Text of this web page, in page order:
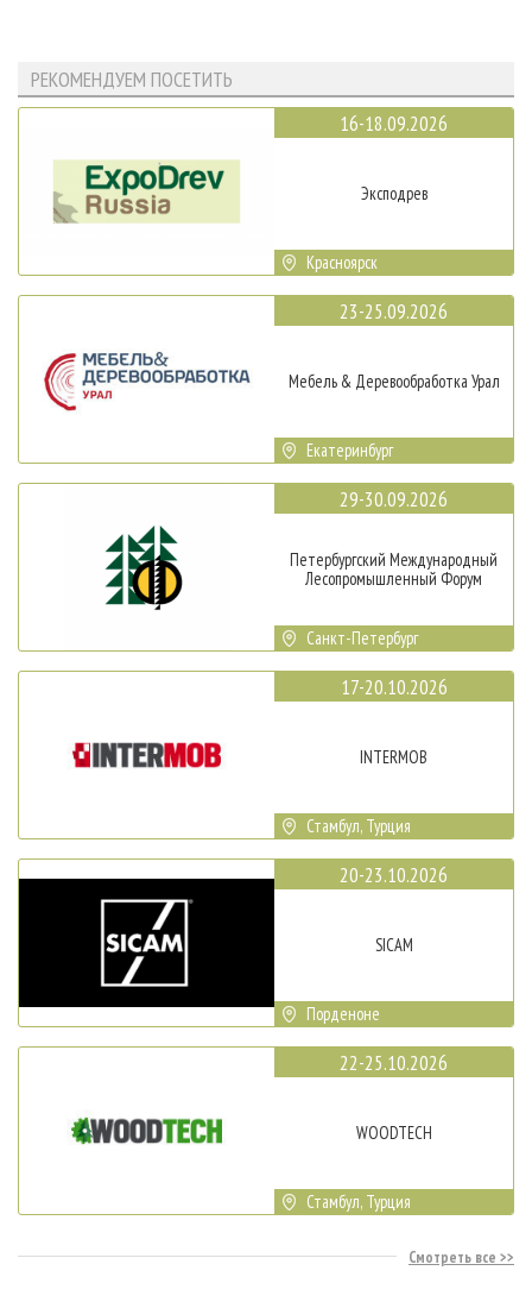
РЕКОМЕНДУЕМ ПОСЕТИТЬ
16-18.09.2026
Эксподрев
Красноярск
23-25.09.2026
Мебель & Деревообработка Урал
Екатеринбург
29-30.09.2026
Петербургский Международный
Лесопромышленный Форум
Санкт-Петербург
17-20.10.2026
INTERMOB
Стамбул, Турция
20-23.10.2026
SICAM
Порденоне
22-25.10.2026
WOODTECH
Стамбул, Турция
Смотреть все